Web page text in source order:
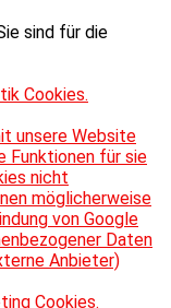
sind für die
Cookies.
unsere Website
Funktionen für sie
nicht
möglicherweise
von Google
Daten
Anbieter)
Cookies.